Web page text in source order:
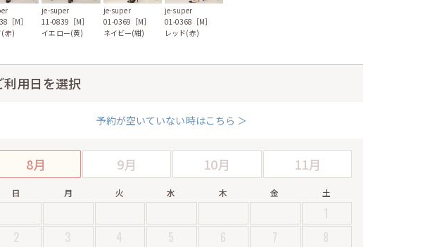
［M］
(赤)
je-super
11-0839［M］
イエロー(黄)
je-super
01-0369［M］
ネイビー(紺)
je-super
01-0368［M］
レッド(赤)
利用日を選択
予約が空いていない時はこちら ＞
8月 9月 10月 11月
日 月 火 水 木 金 土
1
2
3 4 5 6 7
8